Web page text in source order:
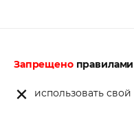
Запрещеноправилами
использовать свой